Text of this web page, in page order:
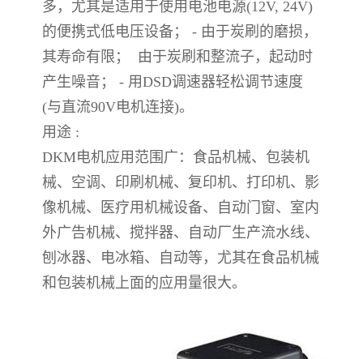
多，尤其是适用于使用电池电源(12V, 24V)
的便携式低电压设备； - 由于炭刷的磨损，
其寿命有限； 由于炭刷和整流子，起动时
产生噪音； - 用DSD调速器轻松调节速度
(与直流90V电机连接)。
用途 :
DKM电机应用范围广：食品机械、包装机
械、空调、印刷机械、复印机、打印机、影
像机械、医疗用机械设备、自动门窗、室内
外广告机械、搅拌器、自动厂生产流水线、
刨冰器、电冰箱、自动等，尤其在食品机械
和包装机械上面的应用量很大。